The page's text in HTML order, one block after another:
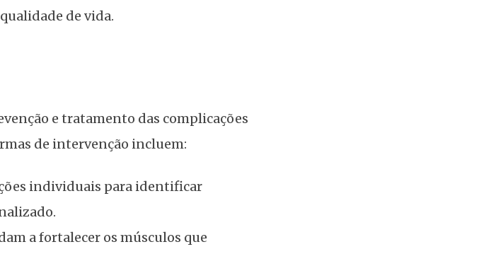
de vida.
e tratamento das complicações
de intervenção incluem:
individuais para identificar
a fortalecer os músculos que